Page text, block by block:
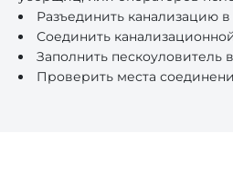
Разъединить канализацию
Соединить
Заполнить пескоуловитель
Проверить места